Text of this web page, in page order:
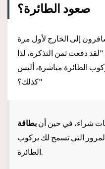
صعود الطائرة؟
إلى الخارج لأول مرة
دفعت ثمن التذكرة، لذا
الطائرة مباشرة، أليس
كذلك؟"
شراء، في حين أن بطاقة
التي تسمح لك بركوب